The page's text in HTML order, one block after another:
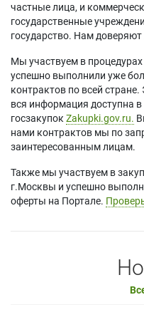
частные лица, и
государственные
государство. Нам
Мы участвуем в
успешно выполнили уже
контрактов по всей
вся информация доступна
госзакупок Zakupki.gov.ru.
нами контрактов мы по
заинтересованным лицам.
Также мы участвуем в
г.Москвы и успешно
оферты на Портале.